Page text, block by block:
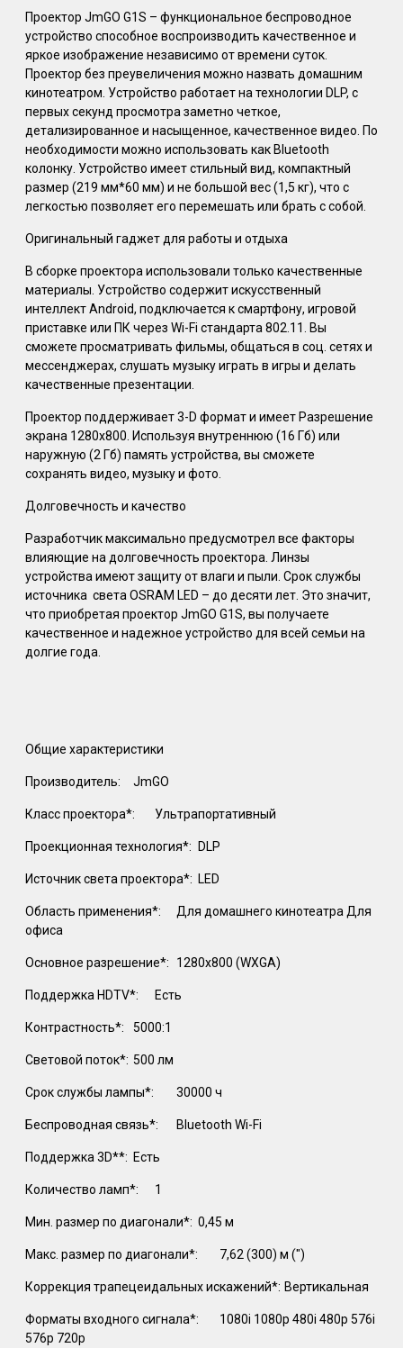
Проектор JmGO G1S – функциональное беспроводное
устройство способное воспроизводить качественное и
яркое изображение независимо от времени суток.
Проектор без преувеличения можно назвать домашним
кинотеатром. Устройство работает на технологии DLP, с
первых секунд просмотра заметно четкое,
детализированное и насыщенное, качественное видео. По
необходимости можно использовать как Bluetooth
колонку. Устройство имеет стильный вид, компактный
размер (219 мм*60 мм) и не большой вес (1,5 кг), что с
легкостью позволяет его перемешать или брать с собой.
Оригинальный гаджет для работы и отдыха
В сборке проектора использовали только качественные
материалы. Устройство содержит искусственный
интеллект Android, подключается к смартфону, игровой
приставке или ПК через Wi-Fi стандарта 802.11. Вы
сможете просматривать фильмы, общаться в соц. сетях и
мессенджерах, слушать музыку играть в игры и делать
качественные презентации.
Проектор поддерживает 3-D формат и имеет Разрешение
экрана 1280x800. Используя внутреннюю (16 Гб) или
наружную (2 Гб) память устройства, вы сможете
сохранять видео, музыку и фото.
Долговечность и качество
Разработчик максимально предусмотрел все факторы
влияющие на долговечность проектора. Линзы
устройства имеют защиту от влаги и пыли. Срок службы
источника света OSRAM LED – до десяти лет. Это значит,
что приобретая проектор JmGO G1S, вы получаете
качественное и надежное устройство для всей семьи на
долгие года.
Общие характеристики
Производитель: JmGO
Класс проектора*: Ультрапортативный
Проекционная технология*: DLP
Источник света проектора*: LED
Область применения*:
Для домашнего кинотеатра Для
офиса
Основное разрешение*: 1280х800 (WXGA)
Поддержка HDTV*: Есть
Контрастность*: 5000:1
Световой поток*: 500 лм
Срок службы лампы*: 30000 ч
Беспроводная связь*: Bluetooth Wi-Fi
Поддержка 3D**: Есть
Количество ламп*: 1
Мин. размер по диагонали*: 0,45 м
Макс. размер по диагонали*: 7,62 (300) м (")
Коррекция трапецеидальных искажений*: Вертикальная
Форматы входного сигнала*:
1080i 1080p 480i 480p 576i
576p 720p